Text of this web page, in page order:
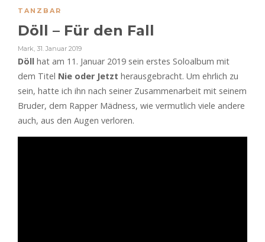
TANZBAR
Döll – Für den Fall
Mark 31. Januar 2019
Döll hat am 11. Januar 2019 sein erstes Soloalbum mit
dem Titel Nie oder Jetzt herausgebracht. Um ehrlich zu
sein, hatte ich ihn nach seiner Zusammenarbeit mit seinem
Bruder, dem Rapper Mädness, wie vermutlich viele andere
auch, aus den Augen verloren.